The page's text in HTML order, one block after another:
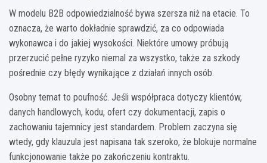
W modelu B2B odpowiedzialność bywa szersza niż na etacie. To
oznacza, że warto dokładnie sprawdzić, za co odpowiada
wykonawca i do jakiej wysokości. Niektóre umowy próbują
przerzucić pełne ryzyko niemal za wszystko, także za szkody
pośrednie czy błędy wynikające z działań innych osób.
Osobny temat to poufność. Jeśli współpraca dotyczy klientów,
danych handlowych, kodu, ofert czy dokumentacji, zapis o
zachowaniu tajemnicy jest standardem. Problem zaczyna się
wtedy, gdy klauzula jest napisana tak szeroko, że blokuje normalne
funkcjonowanie także po zakończeniu kontraktu.